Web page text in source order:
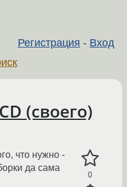
Регистрация - Вход
(своего)
0
что нужно -
да сама